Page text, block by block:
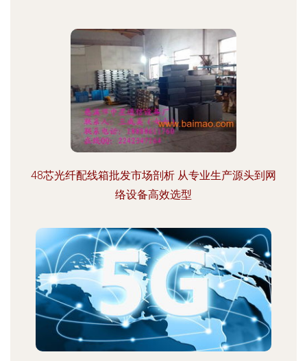
48芯光纤配线箱批发市场剖析 从专业生产源头到网
络设备高效选型